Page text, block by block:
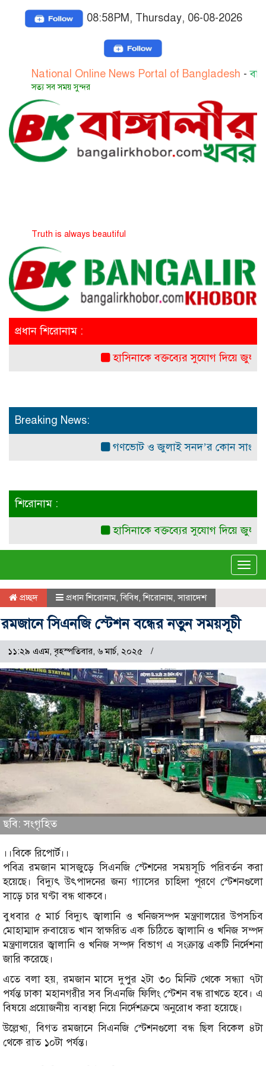
08:58PM, Thursday, 06-08-2026
Online News Portal of Bangladesh-
সব সময় সুন্দর
is always beautiful
প্রধান শিরোনাম :
হাসিনাকে বক্তব্যের সুযোগ দিয়ে জুলাই
Breaking News:
গণভোট ও জুলাই সনদ’র কোন
শিরোনাম :
হাসিনাকে বক্তব্যের সুযোগ দিয়ে জুলাই
প্রচ্ছদ প্রধান শিরোনাম,বিবিধ,শিরোনাম,সারাদেশ
রমজানে সিএনজি স্টেশন বন্ধের নতুন সময়সূচী
১১:২৯ এএম, বৃহস্পতিবার, ৬ মার্চ, ২০২৫
ছবি: সংগৃহিত
।।বিকে রিপোর্ট।।
পবিত্র রমজান মাসজুড়ে সিএনজি স্টেশনের সময়সূচি পরিবর্তন করা
হয়েছে। বিদ্যুৎ উৎপাদনের জন্য গ্যাসের চাহিদা পূরণে স্টেশনগুলো
সাড়ে চার ঘণ্টা বন্ধ থাকবে।
বুধবার ৫ মার্চ বিদ্যুৎ জ্বালানি ও খনিজসম্পদ মন্ত্রণালয়ের উপসচিব
মোহাম্মাদ রুবায়েত খান স্বাক্ষরিত এক চিঠিতে জ্বালানি ও খনিজ সম্পদ
মন্ত্রণালয়ের জ্বালানি ও খনিজ সম্পদ বিভাগ এ সংক্রান্ত একটি নির্দেশনা
জারি করেছে।
এতে বলা হয়, রমজান মাসে দুপুর ২টা ৩০ মিনিট থেকে সন্ধ্যা ৭টা
পর্যন্ত ঢাকা মহানগরীর সব সিএনজি ফিলিং স্টেশন বন্ধ রাখতে হবে। এ
বিষয়ে প্রয়োজনীয় ব্যবস্থা নিয়ে নির্দেশক্রমে অনুরোধ করা হয়েছে।
উল্লেখ্য, বিগত রমজানে সিএনজি স্টেশনগুলো বন্ধ ছিল বিকেল ৪টা
থেকে রাত ১০টা পর্যন্ত।